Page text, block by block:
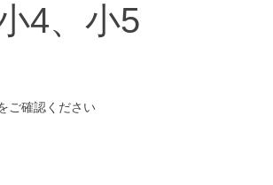
4、小5
ご確認ください